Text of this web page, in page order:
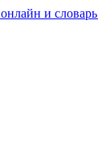
и словарь